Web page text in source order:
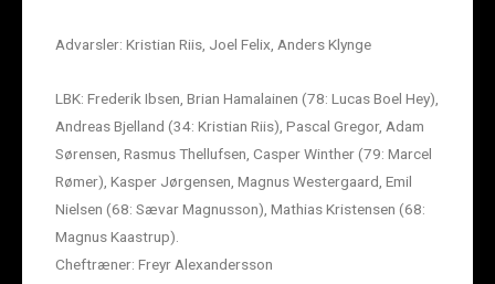
Advarsler: Kristian Riis, Joel Felix, Anders Klynge
LBK: Frederik Ibsen, Brian Hamalainen (78: Lucas Boel Hey),
Andreas Bjelland (34: Kristian Riis), Pascal Gregor, Adam
Sørensen, Rasmus Thellufsen, Casper Winther (79: Marcel
Rømer), Kasper Jørgensen, Magnus Westergaard, Emil
Nielsen (68: Sævar Magnusson), Mathias Kristensen (68:
Magnus Kaastrup).
Cheftræner: Freyr Alexandersson